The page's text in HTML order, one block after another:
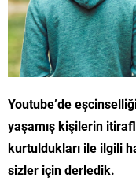
Youtube’de
yaşamış kişilerin
kurtuldukları ile ilgili
sizler için derledik.